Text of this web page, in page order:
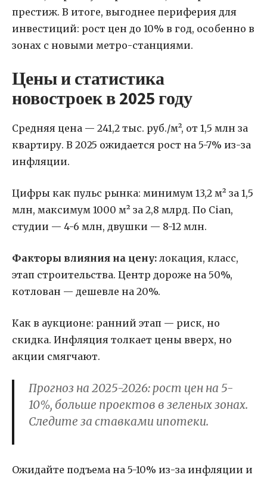
престиж. В итоге, выгоднее периферия для
инвестиций: рост цен до 10% в год, особенно в
зонах с новыми метро-станциями.
Цены и статистика
новостроек в 2025 году
Средняя цена — 241,2 тыс. руб./м², от 1,5 млн за
квартиру. В 2025 ожидается рост на 5-7% из-за
инфляции.
Цифры как пульс рынка: минимум 13,2 м² за 1,5
млн, максимум 1000 м² за 2,8 млрд. По Cian,
студии — 4-6 млн, двушки — 8-12 млн.
Факторы влияния на цену: локация, класс,
этап строительства. Центр дороже на 50%,
котлован — дешевле на 20%.
Как в аукционе: ранний этап — риск, но
скидка. Инфляция толкает цены вверх, но
акции смягчают.
Прогноз на 2025-2026: рост цен на 5-
10%, больше проектов в зеленых зонах.
Следите за ставками ипотеки.
Ожидайте подъема на 5-10% из-за инфляции и